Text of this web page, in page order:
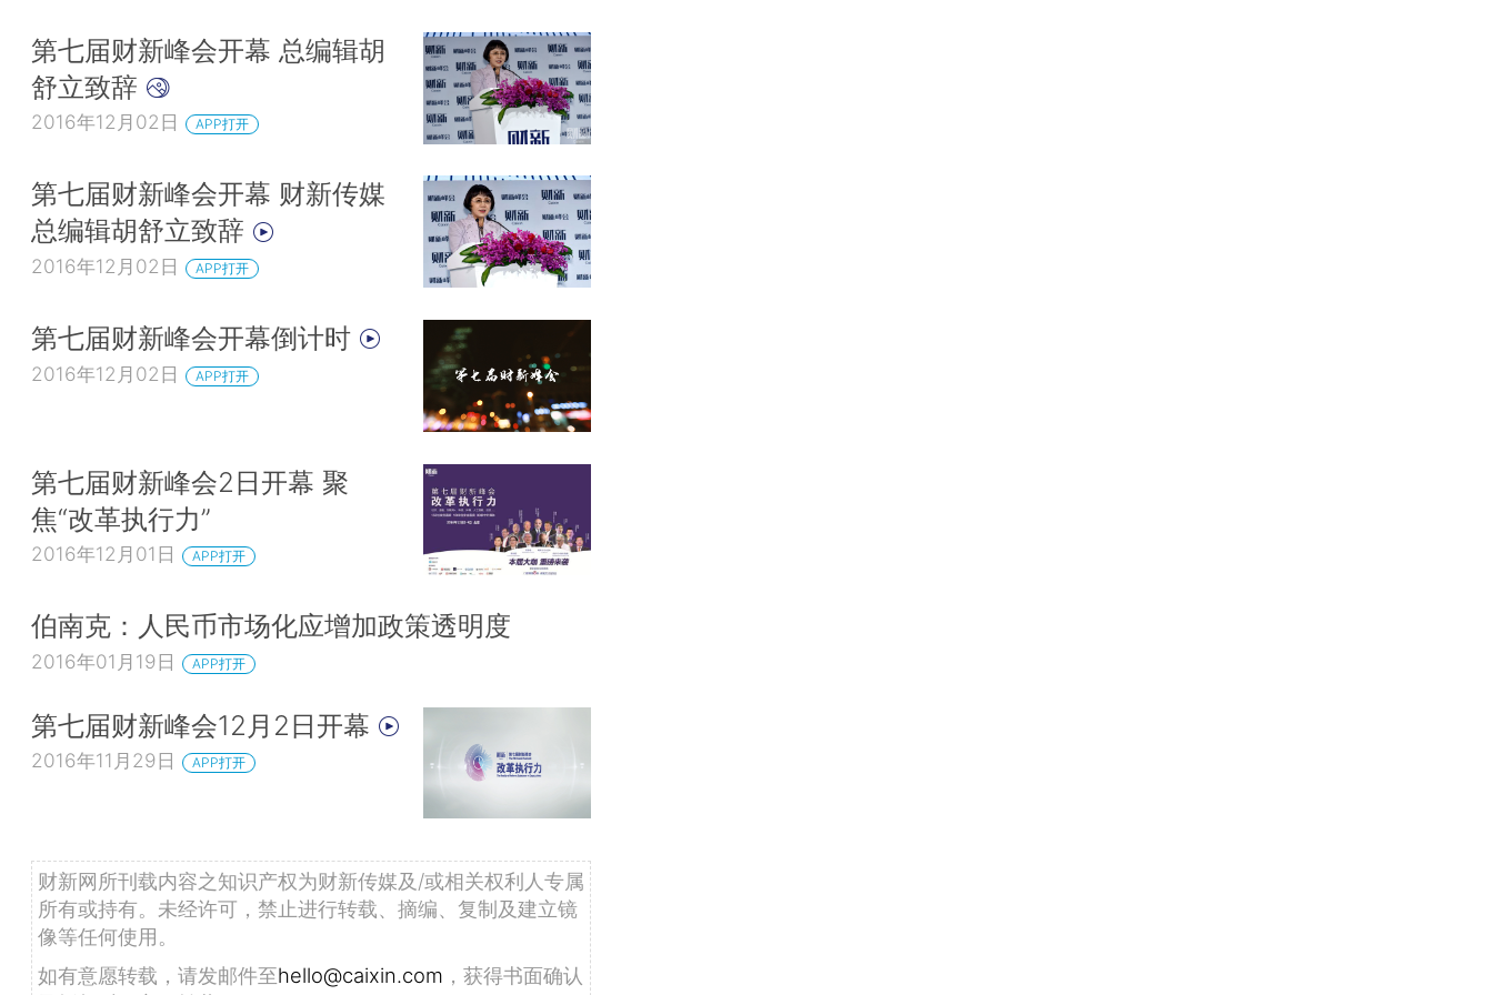
第七届财新峰会开幕 总编辑胡
舒立致辞
2016年12月02日 APP打开
第七届财新峰会开幕 财新传媒
总编辑胡舒立致辞
2016年12月02日 APP打开
第七届财新峰会开幕倒计时
2016年12月02日 APP打开
第七届财新峰会2日开幕 聚
焦“改革执行力”
2016年12月01日 APP打开
伯南克：人民币市场化应增加政策透明度
2016年01月19日 APP打开
第七届财新峰会12月2日开幕
2016年11月29日 APP打开
财新网所刊载内容之知识产权为财新传媒及/或相关权利人专属
所有或持有。未经许可，禁止进行转载、摘编、复制及建立镜
像等任何使用。
如有意愿转载，请发邮件至hello@caixin.com ，获得书面确认